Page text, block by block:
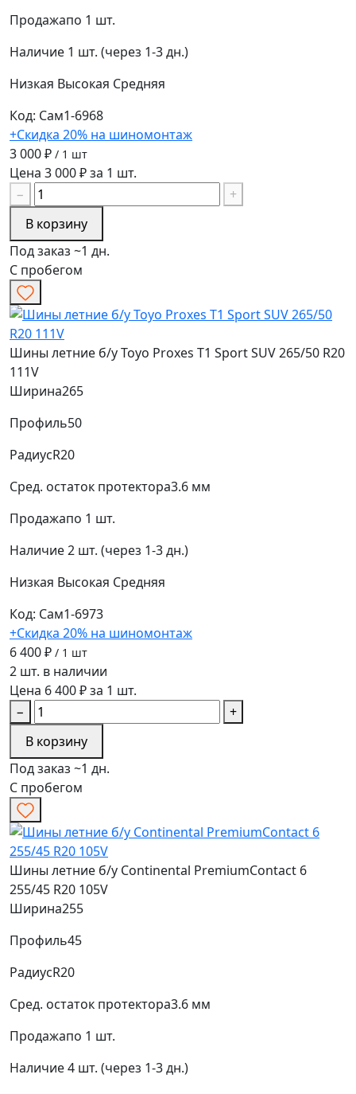
Продажапо 1 шт.
Наличие 1 шт. (через 1-3 дн.)
Низкая Высокая Средняя
Код: Сам1-6968
+Скидка 20% на шиномонтаж
3 000 ₽ / 1 шт
Цена 3 000 ₽ за 1 шт.
−
+
В корзину
Под заказ ~1 дн.
С пробегом
Шины летние б/у Toyo Proxes T1 Sport SUV 265/50 R20
111V
Ширина265
Профиль50
РадиусR20
Сред. остаток протектора3.6 мм
Продажапо 1 шт.
Наличие2 шт. (через 1-3 дн.)
Низкая Высокая Средняя
Код: Сам1-6973
+Скидка 20% на шиномонтаж
6 400 ₽ / 1 шт
2 шт. в наличии
Цена 6 400 ₽ за 1 шт.
−
+
В корзину
Под заказ ~1 дн.
С пробегом
Шины летние б/у Continental PremiumContact 6
255/45 R20 105V
Ширина255
Профиль45
РадиусR20
Сред. остаток протектора3.6 мм
Продажапо 1 шт.
Наличие4 шт. (через 1-3 дн.)